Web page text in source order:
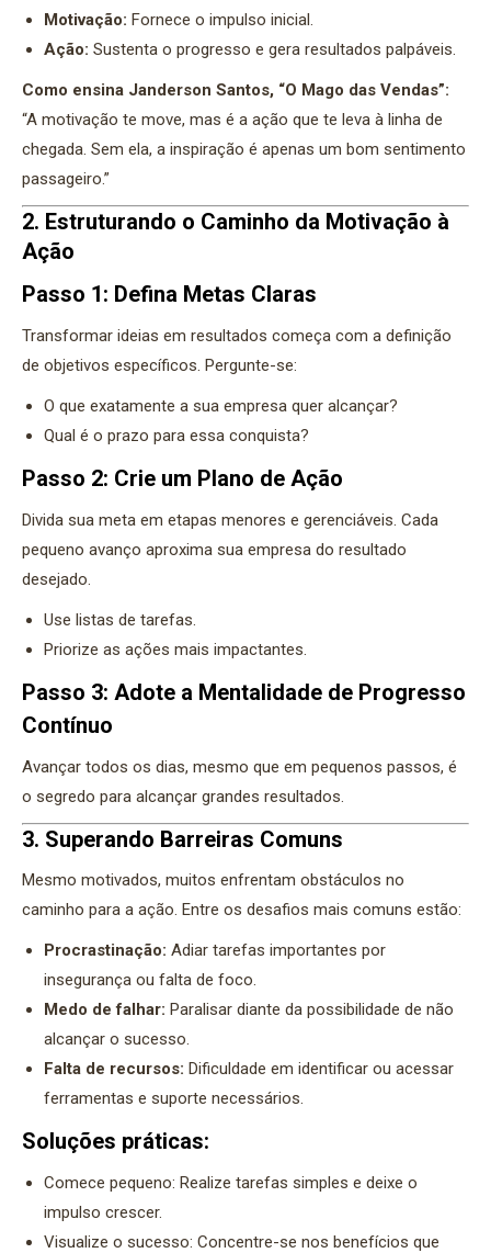
Motivação: Fornece o impulso inicial.
Ação: Sustenta o progresso e gera resultados palpáveis.
Como ensina Janderson Santos, “O Mago das Vendas”:
“A motivação te move, mas é a ação que te leva à linha de
chegada. Sem ela, a inspiração é apenas um bom sentimento
passageiro.”
2. Estruturando o Caminho da Motivação à
Ação
Passo 1: Defina Metas Claras
Transformar ideias em resultados começa com a definição
de objetivos específicos. Pergunte-se:
O que exatamente a sua empresa quer alcançar?
Qual é o prazo para essa conquista?
Passo 2: Crie um Plano de Ação
Divida sua meta em etapas menores e gerenciáveis. Cada
pequeno avanço aproxima sua empresa do resultado
desejado.
Use listas de tarefas.
Priorize as ações mais impactantes.
Passo 3: Adote a Mentalidade de Progresso
Contínuo
Avançar todos os dias, mesmo que em pequenos passos, é
o segredo para alcançar grandes resultados.
3. Superando Barreiras Comuns
Mesmo motivados, muitos enfrentam obstáculos no
caminho para a ação. Entre os desafios mais comuns estão:
Procrastinação: Adiar tarefas importantes por
insegurança ou falta de foco.
Medo de falhar: Paralisar diante da possibilidade de não
alcançar o sucesso.
Falta de recursos: Dificuldade em identificar ou acessar
ferramentas e suporte necessários.
Soluções práticas:
Comece pequeno: Realize tarefas simples e deixe o
impulso crescer.
Visualize o sucesso: Concentre-se nos benefícios que